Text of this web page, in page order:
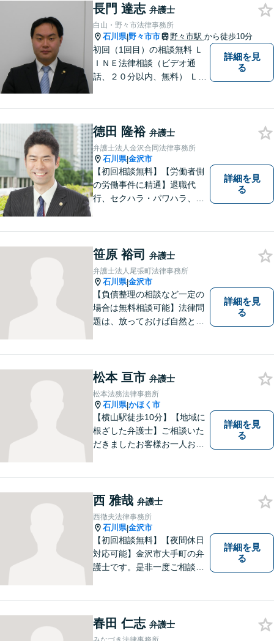
回収「スピード対応」／企業
法務「顧問契約も可能」【夜
間・休日面談可】【完全個
室】
長門 達志 弁護士
白山・野々市法律事務所
石川県|野々市市 野々市駅 から徒歩10分
初回（1回目）の相談無料 Ｌ
ＩＮＥ法律相談（ビデオ通
話、２０分以内、無料） ＬＩ
産、個人再生、任意整理）
や、 離婚、相続、交通事故、
慰謝料などの問題解決をお手
伝いします
詳細を見
る
徳田 隆裕 弁護士
弁護士法人金沢合同法律事務所
石川県|金沢市
【初回相談無料】【労働者側
の労働事件に精通】退職代
行、セクハラ・パワハラ、労
ルも対応可能【メール相談／
ビデオ面談可】【土曜日も対
応】
詳細を見
る
笹原 裕司 弁護士
弁護士法人尾張町法律事務所
石川県|金沢市
【負債整理の相談など一定の
場合は無料相談可能】法律問
題は、放っておけば自然と解
なります。 お気軽にご相談く
ださい。
詳細を見
る
松本 亘市 弁護士
松本法務法律事務所
石川県|かほく市
【横山駅徒歩10分】【地域に
根ざした弁護士】ご相談いた
だきましたお客様お一人お一
など、幅広く対応可能。【夜
間／休日対応可能】どうぞお
気軽にご相談ください。
詳細を見
る
西 雅哉 弁護士
西徹夫法律事務所
石川県|金沢市
【初回相談無料】【夜間休日
対応可能】金沢市大手町の弁
護士です。是非一度ご相談く
詳細を見
る
春田 仁志 弁護士